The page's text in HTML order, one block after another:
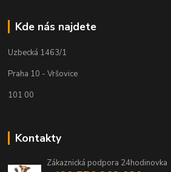
Kde nás najdete
Uzbecká 1463/1
Praha 10 - Vršovice
101 00
Kontakty
Zákaznická podpora 24hodinovka